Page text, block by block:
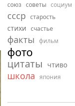
союз советы социум
ссср старость
стихи счастье
факты фильм
фото
цитаты чтиво
школа япония